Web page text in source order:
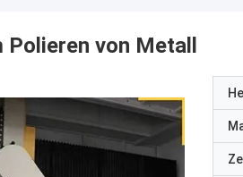
von Metall